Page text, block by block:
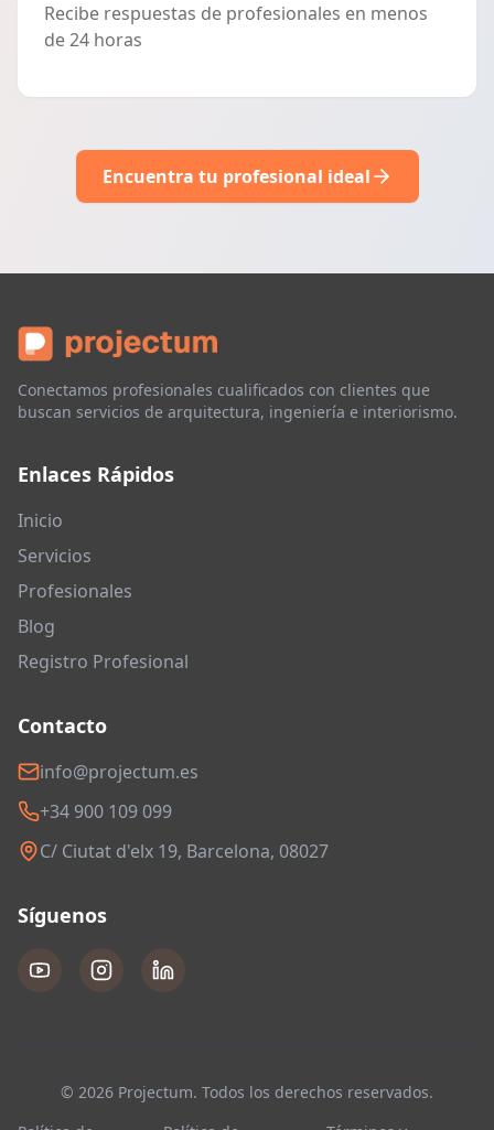
Recibe respuestas de profesionales en menos
de 24 horas
Encuentra tu profesional ideal
Conectamos profesionales cualificados con clientes que
buscan servicios de arquitectura, ingeniería e interiorismo.
Enlaces Rápidos
Inicio
Servicios
Profesionales
Blog
Registro Profesional
Contacto
info@projectum.es
+34 900 109 099
C/ Ciutat d'elx 19, Barcelona, 08027
Síguenos
© 2026 Projectum. Todos los derechos reservados.